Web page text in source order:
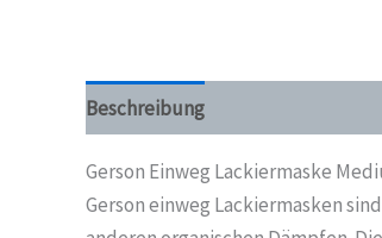
Beschreibung
Gerson Einweg Lackiermaske
Gerson einweg Lackiermasken